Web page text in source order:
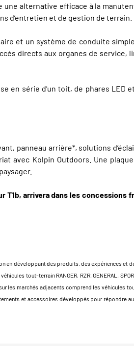
une alternative efficace à la
d’entretien et de gestion de terrain.
et un système de conduite
directs aux organes de
série d’un toit, de phares LED
panneau arrière*, solutions
avec Kolpin Outdoors. Une
arrivera dans les
en développant des produits, des expériences et
tout-terrain RANGER, RZR, GENERAL,
les marchés adjacents comprend les véhicules
et accessoires développés pour répondre